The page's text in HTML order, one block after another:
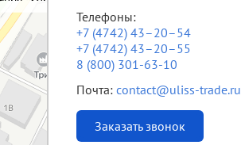
Телефоны:
+7 (4742) 43–20–54
+7 (4742) 43–20–55
8 (800) 301-63-10
Почта:contact@uliss-trade.ru
Заказать звонок